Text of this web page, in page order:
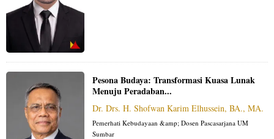
Pesona Budaya: Transformasi Kuasa Lunak
Menuju Peradaban...
Dr. Drs. H. Shofwan Karim Elhussein, BA., MA.
Pemerhati Kebudayaan &amp; Dosen Pascasarjana UM
Sumbar